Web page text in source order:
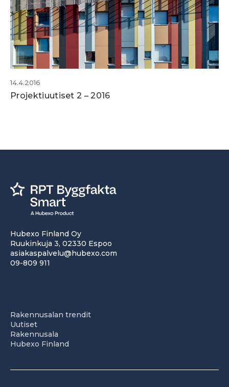
14.4.2016
Projektiuutiset 2 – 2016
Hubexo Finland Oy
Ruukinkuja 3, 02330 Espoo
asiakaspalvelu@hubexo.com
09-809 911
Rakennusalan trendit
Uutiset
Rakennusala
Hubexo Finland